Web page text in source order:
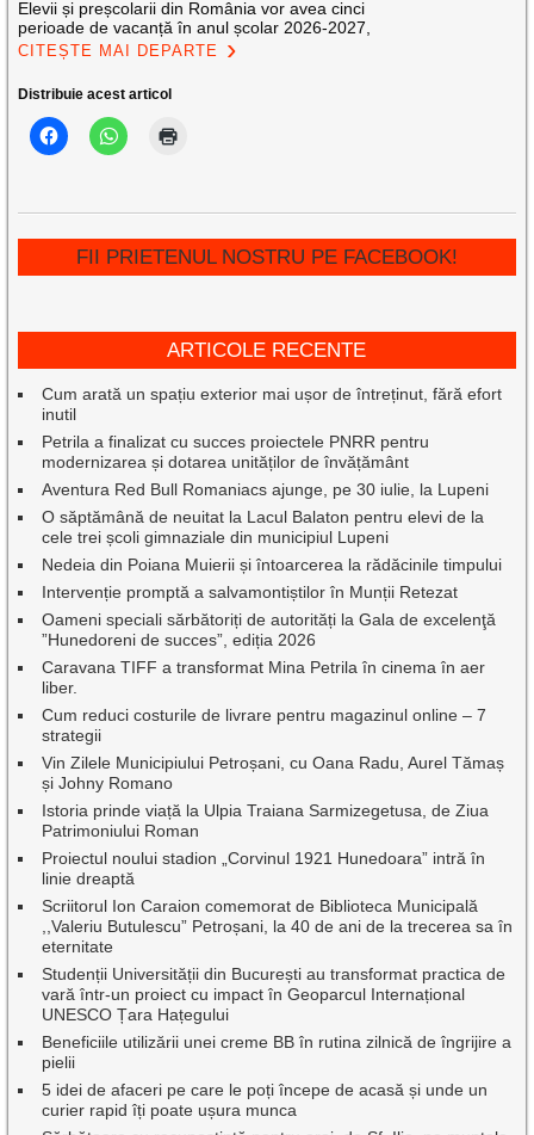
Elevii și preșcolarii din România vor avea cinci
perioade de vacanță în anul școlar 2026-2027,
CITEȘTE MAI DEPARTE
Distribuie acest articol
FII PRIETENUL NOSTRU PE FACEBOOK!
ARTICOLE RECENTE
Cum arată un spațiu exterior mai ușor de întreținut, fără efort
inutil
Petrila a finalizat cu succes proiectele PNRR pentru
modernizarea și dotarea unităților de învățământ
Aventura Red Bull Romaniacs ajunge, pe 30 iulie, la Lupeni
O săptămână de neuitat la Lacul Balaton pentru elevi de la
cele trei școli gimnaziale din municipiul Lupeni
Nedeia din Poiana Muierii și întoarcerea la rădăcinile timpului
Intervenție promptă a salvamontiștilor în Munții Retezat
Oameni speciali sărbătoriți de autorități la Gala de excelenţă
”Hunedoreni de succes”, ediția 2026
Caravana TIFF a transformat Mina Petrila în cinema în aer
liber.
Cum reduci costurile de livrare pentru magazinul online – 7
strategii
Vin Zilele Municipiului Petroșani, cu Oana Radu, Aurel Tămaș
și Johny Romano
Istoria prinde viață la Ulpia Traiana Sarmizegetusa, de Ziua
Patrimoniului Roman
Proiectul noului stadion „Corvinul 1921 Hunedoara” intră în
linie dreaptă
Scriitorul Ion Caraion comemorat de Biblioteca Municipală
,,Valeriu Butulescu” Petroșani, la 40 de ani de la trecerea sa în
eternitate
Studenții Universității din București au transformat practica de
vară într-un proiect cu impact în Geoparcul Internațional
UNESCO Țara Hațegului
Beneficiile utilizării unei creme BB în rutina zilnică de îngrijire a
pielii
5 idei de afaceri pe care le poți începe de acasă și unde un
curier rapid îți poate ușura munca